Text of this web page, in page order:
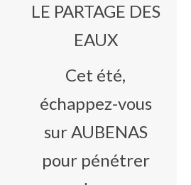
Mortier
Moreno
LE PARTAGE DES
EAUX
Cet été,
échappez-vous
sur AUBENAS
pour pénétrer